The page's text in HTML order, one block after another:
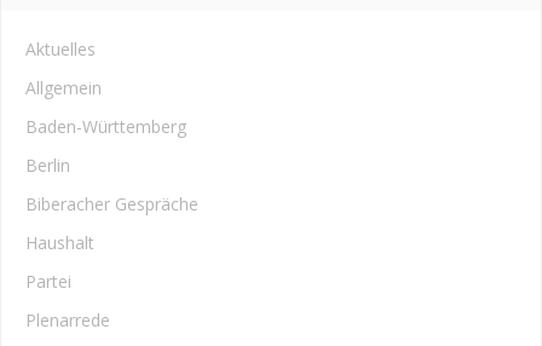
Aktuelles
Allgemein
Baden-Württemberg
Berlin
Biberacher Gespräche
Haushalt
Partei
Plenarrede